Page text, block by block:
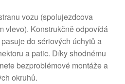
vozu (spolujezdcova
vlevo). Konstrukčně odpovídá
do sériových úchytů a
a patic. Díky shodnému
bezproblémové montáže a
okruhů.